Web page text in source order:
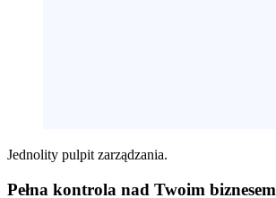
Jednolity pulpit zarządzania.
Pełna kontrola nad Twoim biznesem